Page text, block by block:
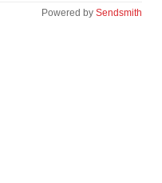
Powered by Sendsmith